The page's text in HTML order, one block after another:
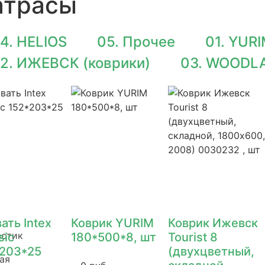
HELIOS 05. Прочее
01.
ИЖЕВСК (коврики)
03.
Intex
Коврик YURIM
180*500*8, шт
Коврик Ижевск
Tourist 8
(двухцветный,